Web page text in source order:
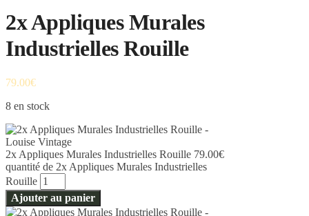
2x Appliques Murales
Industrielles Rouille
79.00€
8 en stock
2x Appliques Murales Industrielles Rouille 79.00€
quantité de 2x Appliques Murales Industrielles
Rouille
Ajouter au panier